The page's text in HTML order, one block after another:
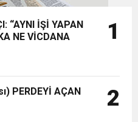
“AYNI İŞİ YAPAN
NE VİCDANA
1
PERDEYİ AÇAN
2